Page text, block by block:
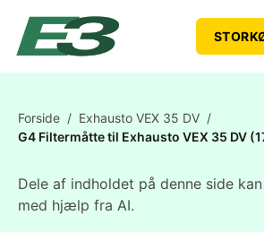
Forside / Exhausto VEX 35 DV /
G4 Filtermåtte til Exhausto VEX 35 DV
Dele af indholdet på denne side
med hjælp fra AI.